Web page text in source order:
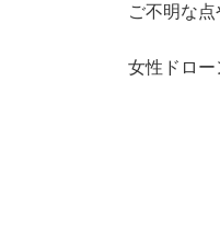
ご不明な
女性ドロー